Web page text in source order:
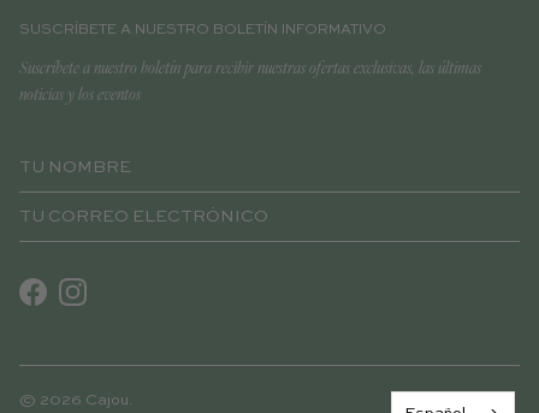
SUSCRÍBETE A NUESTRO BOLETÍN INFORMATIVO
Suscríbete a nuestro boletín para recibir nuestras ofertas exclusivas, las últimas
noticias y los eventos
FacebookInstagram
© 2026 Cajou.